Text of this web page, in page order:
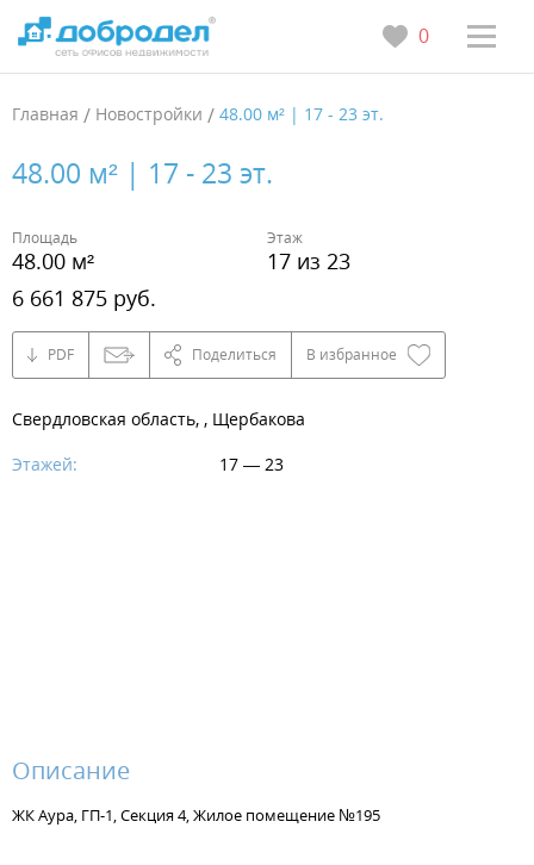
0
Главная / Новостройки / 48.00 м² | 17 - 23 эт.
48.00 м² | 17 - 23 эт.
Площадь
48.00 м²
Этаж
17 из 23
6 661 875 руб.
PDF Поделиться В избранное
Свердловская область, , Щербакова
Этажей:
17 — 23
Описание
ЖК Аура, ГП-1, Секция 4, Жилое помещение №195